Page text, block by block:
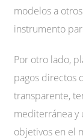
modelos a
instrumento
Por otro lado,
pagos directos
transparente,
mediterránea y
objetivos en el